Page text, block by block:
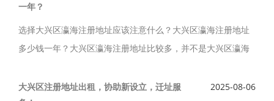
类型选择如下。
一年？
选择大兴区瀛海注册地址应该注意什么？大兴区瀛海注册地址
多少钱一年？大兴区瀛海注册地址比较多，并不是大兴区瀛海
需2000元，直租，新设立，迁址可使用。
大兴区注册地址出租，协助新设立，迁址服
2025-08-06